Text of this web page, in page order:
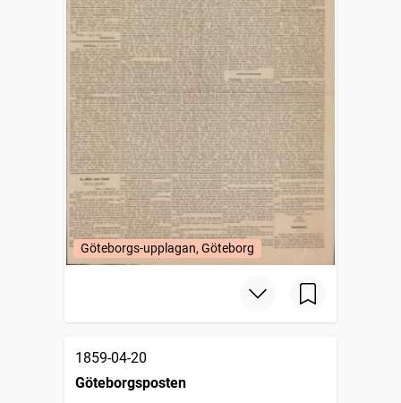
Göteborgs-upplagan, Göteborg
1859-04-20
Göteborgsposten